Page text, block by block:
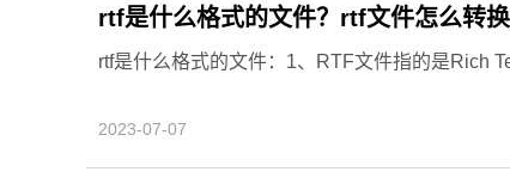
rtf是什么格式的文件？rtf文件怎么转
rtf是什么格式的文件：1、RTF文件指的是Rich
2023-07-07